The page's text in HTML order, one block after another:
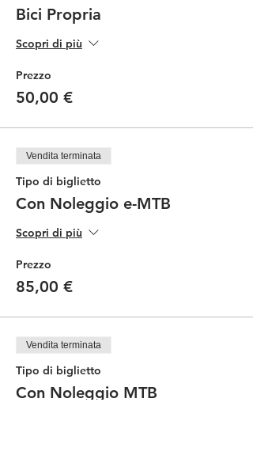
Bici Propria
Scopri di più
Prezzo
50,00 €
Vendita terminata
Tipo di biglietto
Con Noleggio e-MTB
Scopri di più
Prezzo
85,00 €
Vendita terminata
Tipo di biglietto
Con Noleggio MTB